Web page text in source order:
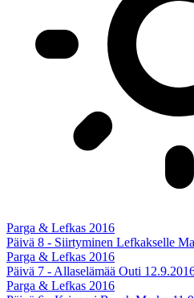
Parga & Lefkas 2016
Päivä 8 - Siirtyminen Lefkakselle
Parga & Lefkas 2016
Päivä 7 - Allaselämää Outi
Parga & Lefkas 2016